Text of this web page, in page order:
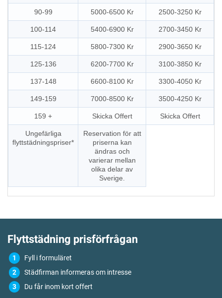
90-99 5000-6500 Kr 2500-3250 Kr
100-114 5400-6900 Kr 2700-3450 Kr
115-124 5800-7300 Kr 2900-3650 Kr
125-136 6200-7700 Kr 3100-3850 Kr
137-148 6600-8100 Kr 3300-4050 Kr
149-159 7000-8500 Kr 3500-4250 Kr
159 + Skicka Offert Skicka Offert
Ungefärliga
flyttstädningspriser*
Reservation för att
priserna kan
ändras och
varierar mellan
olika delar av
Sverige.
Flyttstädning prisförfrågan
Fyll i formuläret
Städfirman informeras om intresse
Du får inom kort offert